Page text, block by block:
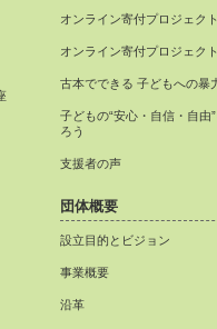
オンライン寄付プロジェク
オンライン寄付プロジェク
古本でできる 子どもへの暴
子どもの“安心・自信・自由
ろう
支援者の声
団体概要
設立目的とビジョン
事業概要
沿革